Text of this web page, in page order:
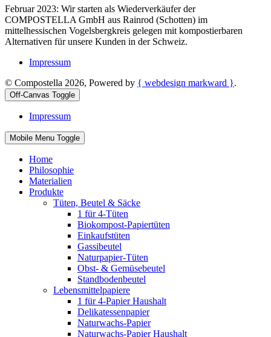
Februar 2023: Wir starten als Wiederverkäufer der
COMPOSTELLA GmbH aus Rainrod (Schotten) im
mittelhessischen Vogelsbergkreis gelegen mit kompostierbaren
Alternativen für unsere Kunden in der Schweiz.
Impressum
© Compostella 2026, Powered by { webdesign markward }.
Off-Canvas Toggle
Impressum
Mobile Menu Toggle
Home
Philosophie
Materialien
Produkte
Tüten, Beutel & Säcke
1 für 4-Tüten
Biokompost-Papiertüten
Einkaufstüten
Gassibeutel
Naturpapier-Tüten
Obst- & Gemüsebeutel
Standbodenbeutel
Lebensmittelpapiere
1 für 4-Papier Haushalt
Delikatessenpapier
Naturwachs-Papier
Naturwachs-Papier Haushalt